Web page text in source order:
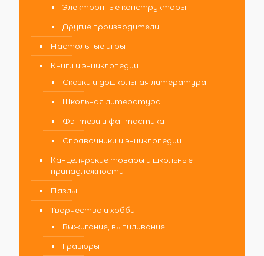
Электронные конструкторы
Другие производители
Настольные игры
Книги и энциклопедии
Сказки и дошкольная литература
Школьная литература
Фэнтези и фантастика
Справочники и энциклопедии
Канцелярские товары и школьные
принадлежности
Пазлы
Творчество и хобби
Выжигание, выпиливание
Гравюры